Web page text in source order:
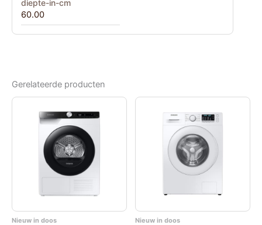
diepte-in-cm
60.00
Gerelateerde producten
Nieuw in doos Nieuw in doos